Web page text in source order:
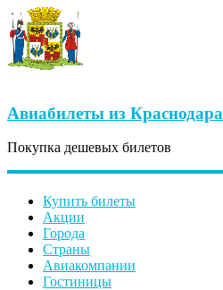
Авиабилеты из Краснодара
Покупка дешевых билетов
Купить билеты
Акции
Города
Страны
Авиакомпании
Гостиницы